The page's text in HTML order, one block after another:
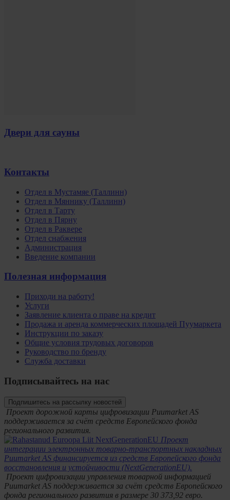
Двери для сауны
Контакты
Oтдел в Мустамяе (Таллинн)
Oтдел в Мяннику (Таллинн)
Oтдел в Тарту
Отдел в Пярну
Отдел в Раквере
Отдел снабжения
Администрация
Введение компании
Полезная информация
Приходи на работу!
Услуги
Заявление клиента о праве на кредит
Продажа и аренда коммерческих площадей Пуумаркета
Инструкции по заказу
Общие условия трудовых договоров
Руководство по бренду
Служба доставки
Подписывайтесь на нас
Подпишитесь на рассылку новостей
Проект дорожной карты цифровизации Puumarket AS
поддерживается за счёт средств Европейского фонда
регионального развития.
Проект
интеграции электронных товарно-транспортных накладных
Puumarket AS финансируется из средств Европейского фонда
восстановления и устойчивости (NextGenerationEU).
Проект цифровизации управления товарной информацией
Puumarket AS поддерживается за счёт средств Европейского
фонда регионального развития в размере 30 373,92 евро.